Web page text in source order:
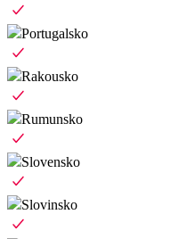
Portugalsko
Rakousko
Rumunsko
Slovensko
Slovinsko